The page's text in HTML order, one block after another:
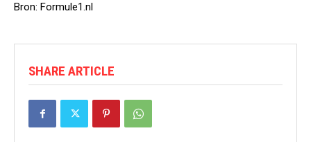
Bron: Formule1.nl
SHARE ARTICLE